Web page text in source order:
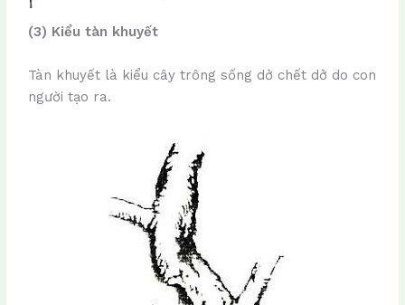
(3) Kiểu tàn khuyết
Tàn khuyết là kiểu cây trông sống dở chết dở do con
người tạo ra.